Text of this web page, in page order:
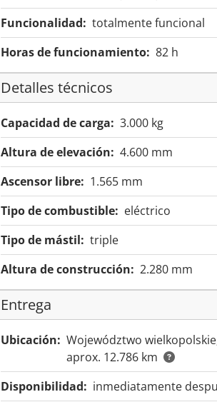
Funcionalidad: totalmente funcional
Horas de funcionamiento: 82 h
Detalles técnicos
Capacidad de carga: 3.000 kg
Altura de elevación: 4.600 mm
Ascensor libre: 1.565 mm
Tipo de combustible: eléctrico
Tipo de mástil: triple
Altura de construcción: 2.280 mm
Entrega
Ubicación: Województwo
aprox. 12.786 km
Disponibilidad: inmediatamente